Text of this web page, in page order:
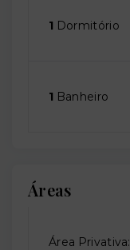
1 Dormitório
1 Banheiro
Áreas
Área Privativa: